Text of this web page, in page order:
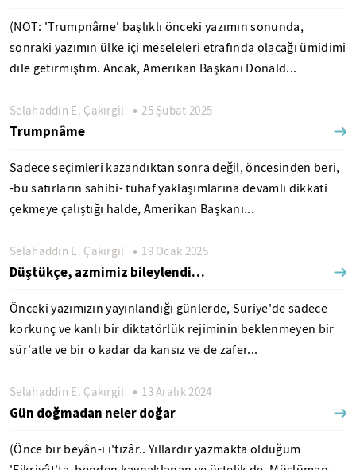
(NOT: 'Trumpnâme' başlıklı önceki yazımın sonunda,
sonraki yazımın ülke içi meseleleri etrafında olacağı ümidimi
dile getirmiştim. Ancak, Amerikan Başkanı Donald...
Selahaddin E. Çakırgil 25 Şubat 2025
Trumpnâme
Sadece seçimleri kazandıktan sonra değil, öncesinden beri,
-bu satırların sahibi- tuhaf yaklaşımlarına devamlı dikkati
çekmeye çalıştığı halde, Amerikan Başkanı...
Selahaddin E. Çakırgil 19 Ocak 2025
Düştükçe, azmimiz bileylendi…
Önceki yazımızın yayınlandığı günlerde, Suriye'de sadece
korkunç ve kanlı bir diktatörlük rejiminin beklenmeyen bir
sür'atle ve bir o kadar da kansız ve de zafer...
Selahaddin E. Çakırgil 13 Aralık 2024
Gün doğmadan neler doğar
(Önce bir beyân-ı i'tizâr.. Yıllardır yazmakta olduğum